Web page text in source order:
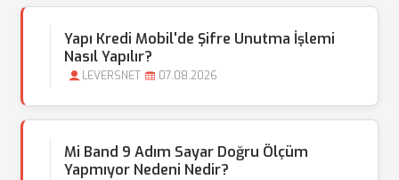
Yapı Kredi Mobil'de Şifre Unutma İşlemi
Nasıl Yapılır?
LEVERSNET 07.08.2026
Mi Band 9 Adım Sayar Doğru Ölçüm
Yapmıyor Nedeni Nedir?